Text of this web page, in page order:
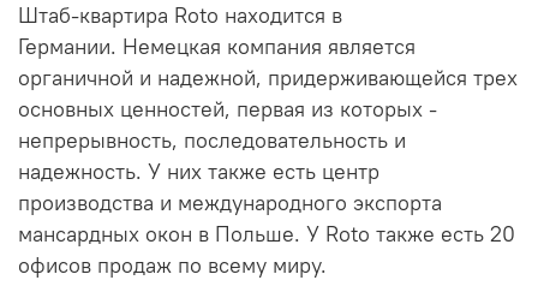
Штаб-квартира Roto находится в
Германии. Немецкая компания является
органичной и надежной, придерживающейся трех
основных ценностей, первая из которых -
непрерывность, последовательность и
надежность. У них также есть центр
производства и международного экспорта
мансардных окон в Польше. У Roto также есть 20
офисов продаж по всему миру.